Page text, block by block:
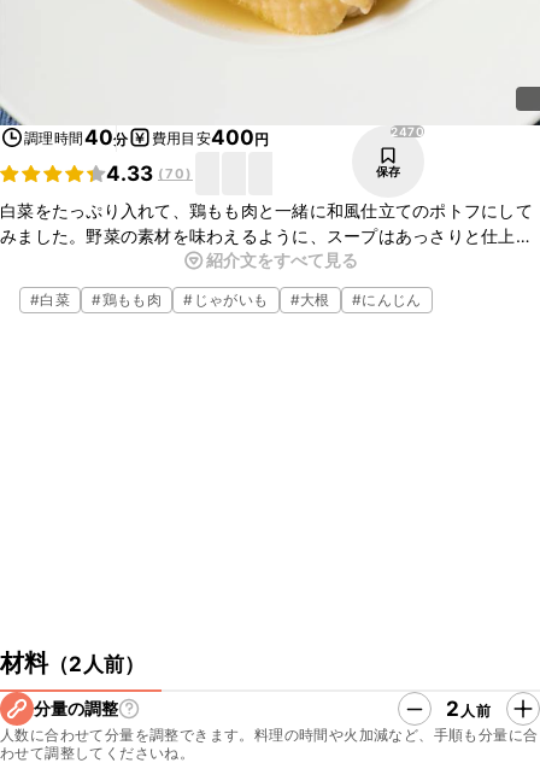
調理時間40分 費用目安400円
4.33 (70)
2470
保存
白菜をたっぷり入れて、鶏もも肉と一緒に和風仕立てのポトフにして
みました。野菜の素材を味わえるように、スープはあっさりと仕上げ
てます。お好みの肉や野菜を入れるとレパートリーが広がります。体
が温まる一品ですので、是非お試しくださいね。
紹介文をすべて見る
#白菜 #鶏もも肉 # じゃがいも #大根 #にんじん
材料（2人前）
分量の調整 2 人前
人数に合わせて分量を調整できます。料理の時間や火加減など、手順も分量に合
わせて調整してくださいね。